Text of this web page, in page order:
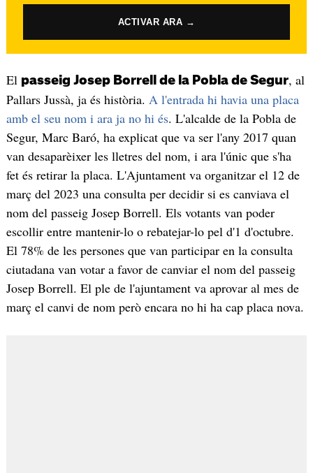
ACTIVAR ARA →
El passeig Josep Borrell de la Pobla de Segur, al
Pallars Jussà, ja és història. A l'entrada hi havia una placa
amb el seu nom i ara ja no hi és. L'alcalde de la Pobla de
Segur, Marc Baró, ha explicat que va ser l'any 2017 quan
van desaparèixer les lletres del nom, i ara l'únic que s'ha
fet és retirar la placa. L'Ajuntament va organitzar el 12 de
març del 2023 una consulta per decidir si es canviava el
nom del passeig Josep Borrell. Els votants van poder
escollir entre mantenir-lo o rebatejar-lo pel d'1 d'octubre.
El 78% de les persones que van participar en la consulta
ciutadana van votar a favor de canviar el nom del passeig
Josep Borrell. El ple de l'ajuntament va aprovar al mes de
març el canvi de nom però encara no hi ha cap placa nova.